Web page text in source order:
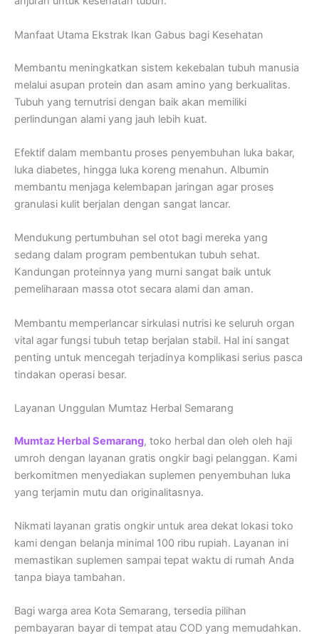
Manfaat Utama Ekstrak Ikan Gabus bagi Kesehatan
Membantu meningkatkan sistem kekebalan tubuh manusia
melalui asupan protein dan asam amino yang berkualitas.
Tubuh yang ternutrisi dengan baik akan memiliki
perlindungan alami yang jauh lebih kuat.
Efektif dalam membantu proses penyembuhan luka bakar,
luka diabetes, hingga luka koreng menahun. Albumin
membantu menjaga kelembapan jaringan agar proses
granulasi kulit berjalan dengan sangat lancar.
Mendukung pertumbuhan sel otot bagi mereka yang
sedang dalam program pembentukan tubuh sehat.
Kandungan proteinnya yang murni sangat baik untuk
pemeliharaan massa otot secara alami dan aman.
Membantu memperlancar sirkulasi nutrisi ke seluruh organ
vital agar fungsi tubuh tetap berjalan stabil. Hal ini sangat
penting untuk mencegah terjadinya komplikasi serius pasca
tindakan operasi besar.
Layanan Unggulan Mumtaz Herbal Semarang
Mumtaz Herbal Semarang, toko herbal dan oleh oleh haji
umroh dengan layanan gratis ongkir bagi pelanggan. Kami
berkomitmen menyediakan suplemen penyembuhan luka
yang terjamin mutu dan originalitasnya.
Nikmati layanan gratis ongkir untuk area dekat lokasi toko
kami dengan belanja minimal 100 ribu rupiah. Layanan ini
memastikan suplemen sampai tepat waktu di rumah Anda
tanpa biaya tambahan.
Bagi warga area Kota Semarang, tersedia pilihan
pembayaran bayar di tempat atau COD yang memudahkan.